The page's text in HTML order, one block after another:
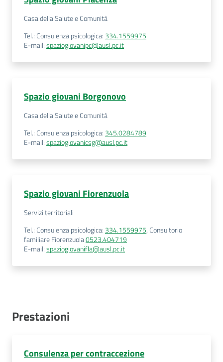
Casa della Salute e Comunità
Tel.: Consulenza psicologica: 334.1559975
E-mail:spaziogiovanipc@ausl.pc.it
Spazio giovani Borgonovo
Casa della Salute e Comunità
Tel.: Consulenza psicologica: 345.0284789
E-mail:spaziogiovanicsg@ausl.pc.it
Spazio giovani Fiorenzuola
Servizi territoriali
Tel.: Consulenza psicologica: 334.1559975, Consultorio
familiare Fiorenzuola0523.404719
E-mail:spaziogiovanifla@ausl.pc.it
Prestazioni
Consulenza per contraccezione